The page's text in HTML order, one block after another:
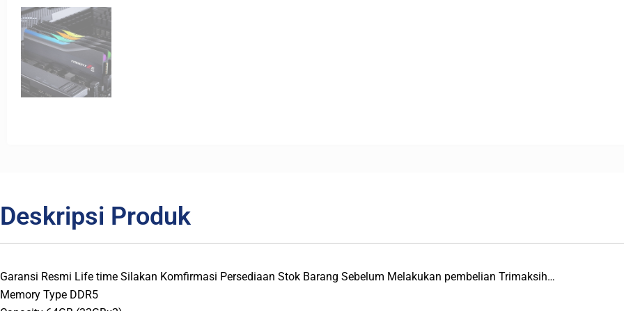
Deskripsi Produk
Garansi Resmi Life time Silakan Komfirmasi Persediaan Stok Barang Sebelum Melakukan pembelian Trimaksih…
Memory Type DDR5